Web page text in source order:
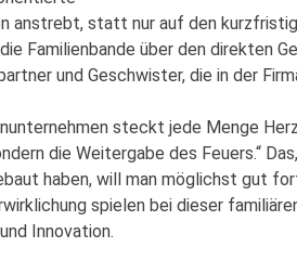
anstrebt, statt nur auf den
Familienbande über den direkten
und Geschwister, die in der
steckt jede Menge
die Weitergabe des Feuers.“
haben, will man möglichst gut
spielen bei dieser
Innovation.